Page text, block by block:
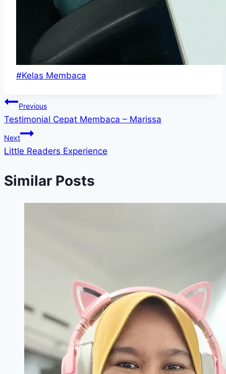
Post
#Kelas Membaca
Post
navigation
Previous
Testimonial Cepat Membaca – Marissa
Next
Little Readers Experience
Similar Posts